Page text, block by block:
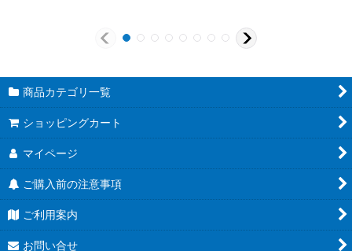
商品カテゴリ一覧
ショッピングカート
マイページ
ご購入前の注意事項
ご利用案内
お問い合せ